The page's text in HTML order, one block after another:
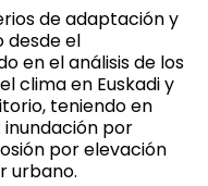
de adaptación y
desde el
en el análisis de los
clima en Euskadi y
teniendo en
por
por elevación
urbano.